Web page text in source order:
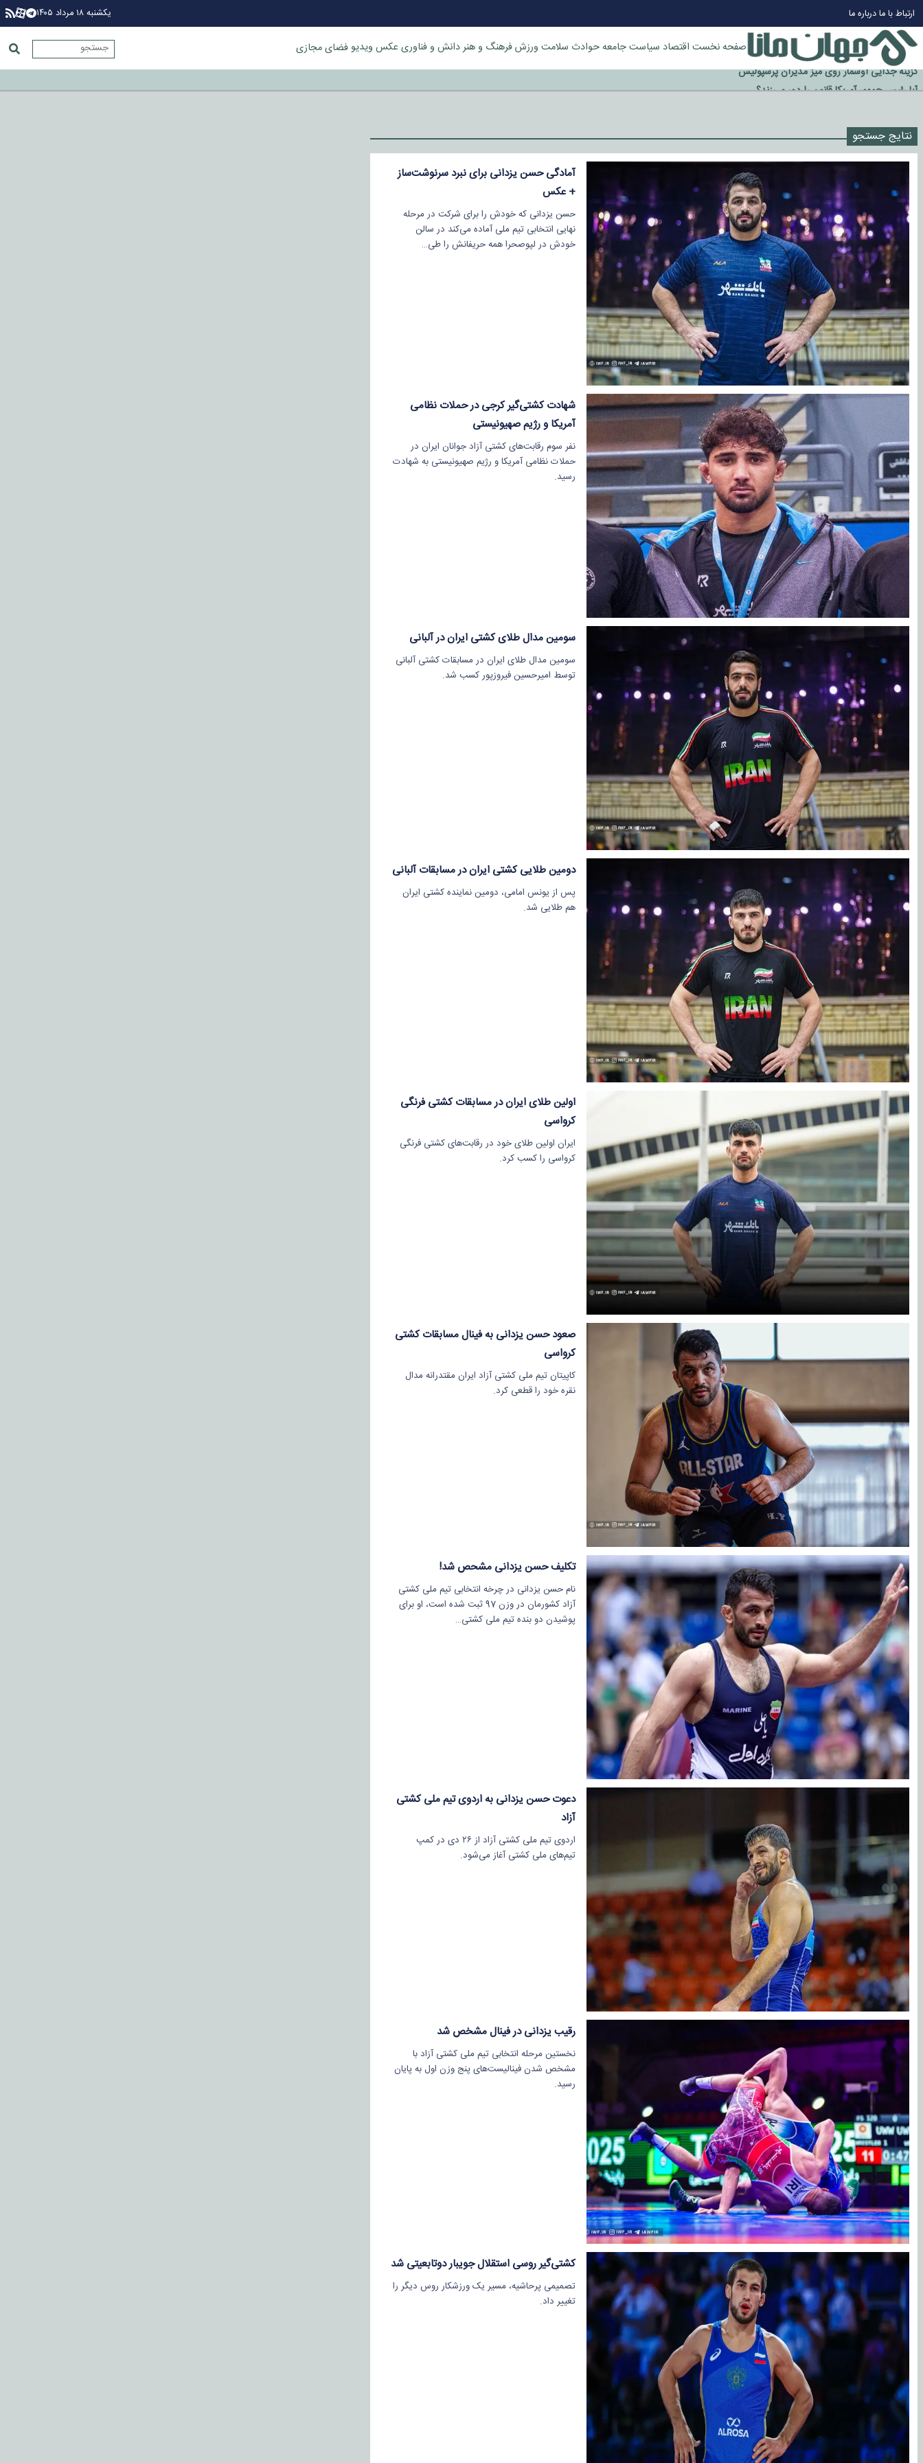
ارتباط با مادرباره ما یکشنبه ۱۸ مرداد ۱۴۰۵
صفحه نخست اقتصاد سیاستجامعهحوادث سلامت ورزشفرهنگ و هنردانش و فناوری عکس ویدیوفضای مجازی
چرا طلا دوباره افزایشی شد؟
گزینه جدایی اوسمار روی میز مدیران پرسپولیس
سازمان اطلاعات سپاه: پروژه دولت ترامپ برای مهار چین، روسیه و اروپا شکست خورد
نتایج جستجو
آمادگی حسن یزدانی برای نبرد سرنوشت‌ساز
+ عکس
حسن یزدانی که خودش را برای شرکت در مرحله
نهایی انتخابی تیم ملی آماده می‌کند در سالن
خودش در لپوصحرا همه حریفانش را طی…
شهادت کشتی‌گیر کرجی در حملات نظامی
آمریکا و رژیم صهیونیستی
نفر سوم رقابت‌های کشتی آزاد جوانان ایران در
حملات نظامی آمریکا و رژیم صهیونیستی به شهادت
رسید.
سومین مدال طلای کشتی ایران در آلبانی
سومین مدال طلای ایران در مسابقات کشتی آلبانی
توسط امیرحسین فیروزپور کسب شد.
دومین طلایی کشتی ایران در مسابقات آلبانی
پس از یونس امامی، دومین نماینده کشتی ایران
هم طلایی شد.
اولین طلای ایران در مسابقات کشتی فرنگی
کرواسی
ایران اولین طلای خود در رقابت‌های کشتی فرنگی
کرواسی را کسب کرد.
صعود حسن یزدانی به فینال مسابقات کشتی
کرواسی
کاپیتان تیم ملی کشتی آزاد ایران مقتدرانه مدال
نقره خود را قطعی کرد.
تکلیف حسن یزدانی مشحص شد!
نام حسن یزدانی در چرخه انتخابی تیم ملی کشتی
آزاد کشورمان در وزن 97 ثبت شده است، او برای
پوشیدن دو بنده تیم ملی کشتی…
دعوت حسن یزدانی به اردوی تیم ملی کشتی
آزاد
اردوی تیم ملی کشتی آزاد از ۲۶ دی در کمپ
تیم‌های ملی کشتی آغاز می‌شود.
رقیب یزدانی در فینال مشخص شد
نخستین مرحله انتخابی تیم ملی کشتی آزاد با
مشخص شدن فینالیست‌های پنج وزن اول به پایان
رسید.
کشتی‌گیر روسی استقلال جویبار دوتابعیتی شد
تصمیمی پرحاشیه، مسیر یک ورزشکار روس دیگر را
تغییر داد.